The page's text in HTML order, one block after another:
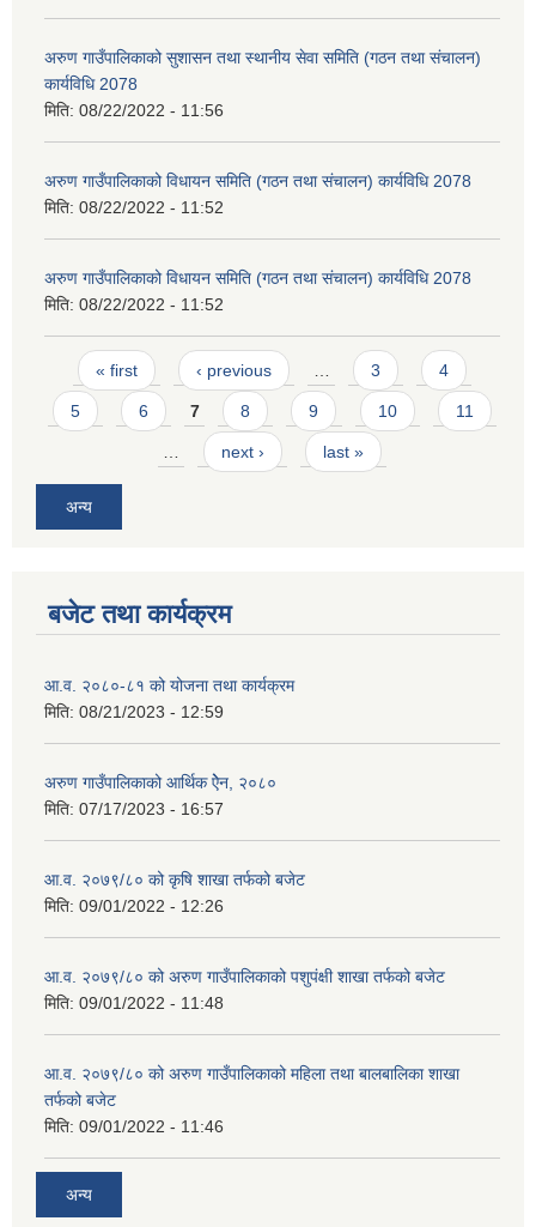
अरुण गाउँपालिकाको सुशासन तथा स्थानीय सेवा समिति (गठन तथा संचालन)
कार्यविधि 2078
मिति: 08/22/2022 - 11:56
अरुण गाउँपालिकाको विधायन समिति (गठन तथा संचालन) कार्यविधि 2078
मिति: 08/22/2022 - 11:52
अरुण गाउँपालिकाको विधायन समिति (गठन तथा संचालन) कार्यविधि 2078
मिति: 08/22/2022 - 11:52
Pages
« first ‹ previous 3 4
5 6 7 8 9 10 11
next › last »
अन्य
बजेट तथा कार्यक्रम
आ.व. २०८०-८१ को योजना तथा कार्यक्रम
मिति: 08/21/2023 - 12:59
अरुण गाउँपालिकाको आर्थिक ऐेन, २०८०
मिति: 07/17/2023 - 16:57
आ.व. २०७९/८० को कृषि शाखा तर्फको बजेट
मिति: 09/01/2022 - 12:26
आ.व. २०७९/८० को अरुण गाउँपालिकाको पशुपंक्षी शाखा तर्फको बजेट
मिति: 09/01/2022 - 11:48
आ.व. २०७९/८० को अरुण गाउँपालिकाको महिला तथा बालबालिका शाखा
तर्फको बजेट
मिति: 09/01/2022 - 11:46
अन्य